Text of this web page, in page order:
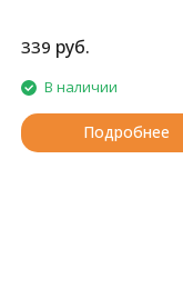
339 руб.
В наличии
Подробнее